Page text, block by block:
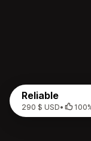
Reliable
290 $ USD•